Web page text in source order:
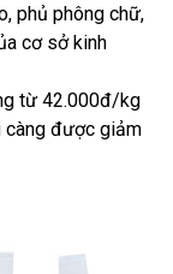
phủ phông chữ,
cơ sở kinh
từ 42.000đ/kg
càng được giảm